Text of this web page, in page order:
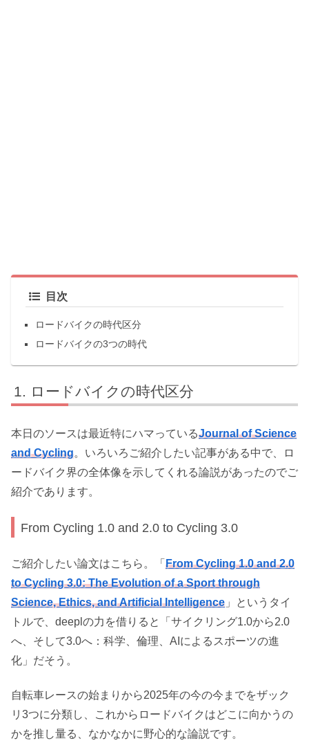
目次
ロードバイクの時代区分
ロードバイクの3つの時代
ロードバイクの時代区分
本日のソースは最近特にハマっているJournal of Science
and Cycling。いろいろご紹介したい記事がある中で、ロ
ードバイク界の全体像を示してくれる論説があったのでご
紹介であります。
From Cycling 1.0 and 2.0 to Cycling 3.0
ご紹介したい論文はこちら。「 From Cycling 1.0 and 2.0
to Cycling 3.0: The Evolution of a Sport through
Science, Ethics, and Artificial Intelligence 」というタイ
トルで、deeplの力を借りると「サイクリング1.0から2.0
へ、そして3.0へ：科学、倫理、AIによるスポーツの進
化」だそう。
自転車レースの始まりから2025年の今の今までをザック
リ3つに分類し、これからロードバイクはどこに向かうの
かを推し量る、なかなかに野心的な論説です。